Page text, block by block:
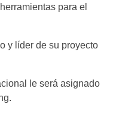
para el
y líder de su proyecto
le será asignado